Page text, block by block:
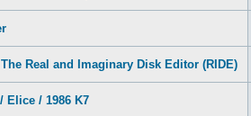
The Real and Imaginary Disk Editor (RIDE)
Elice / 1986 K7